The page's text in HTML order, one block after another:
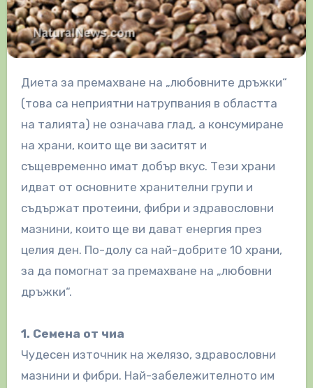
Диета за премахване на „любовните дръжки“
(това са неприятни натрупвания в областта
на талията) не означава глад, а консумиране
на храни, които ще ви заситят и
същевременно имат добър вкус. Тези храни
идват от основните хранителни групи и
съдържат протеини, фибри и здравословни
мазнини, които ще ви дават енергия през
целия ден. По-долу са най-добрите 10 храни,
за да помогнат за премахване на „любовни
дръжки“.
1. Семена от чиа
Чудесен източник на желязо, здравословни
мазнини и фибри. Най-забележителното им